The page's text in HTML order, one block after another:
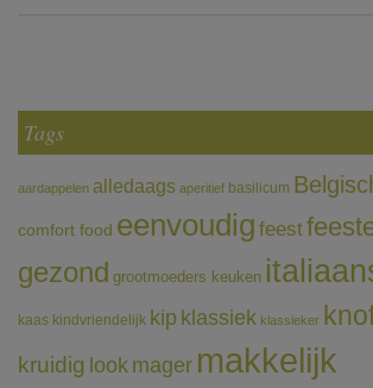
Tags
aardappelen alledaags aperitief basilicum
comfort food eenvoudig feest
gezond grootmoeders keuken
kaas kindvriendelijk kip klassiek klassieker
kruidig look mager makkelijk